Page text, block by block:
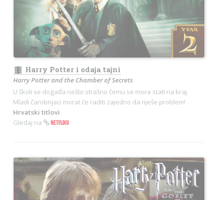
theaters Harry Potter i odaja tajni
Harry Potter and the Chamber of Secrets
U školi se događa nešto strašno čemu se mora stati na kraj.
Mladi čarobnjaci morat će raditi zajedno da riješe problem!
Hrvatski titlovi
Gledaj na
NETFLIXU